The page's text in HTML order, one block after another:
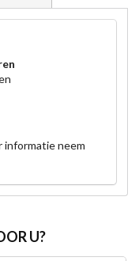
informatie neem
U?